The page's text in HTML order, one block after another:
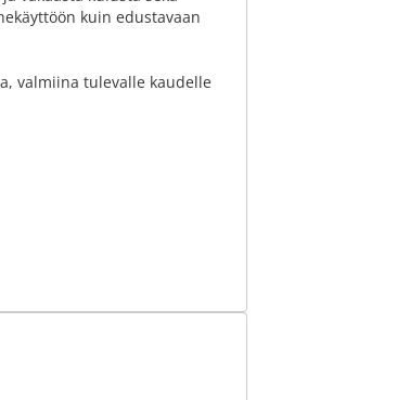
kuin edustavaan
valmiina tulevalle kaudelle